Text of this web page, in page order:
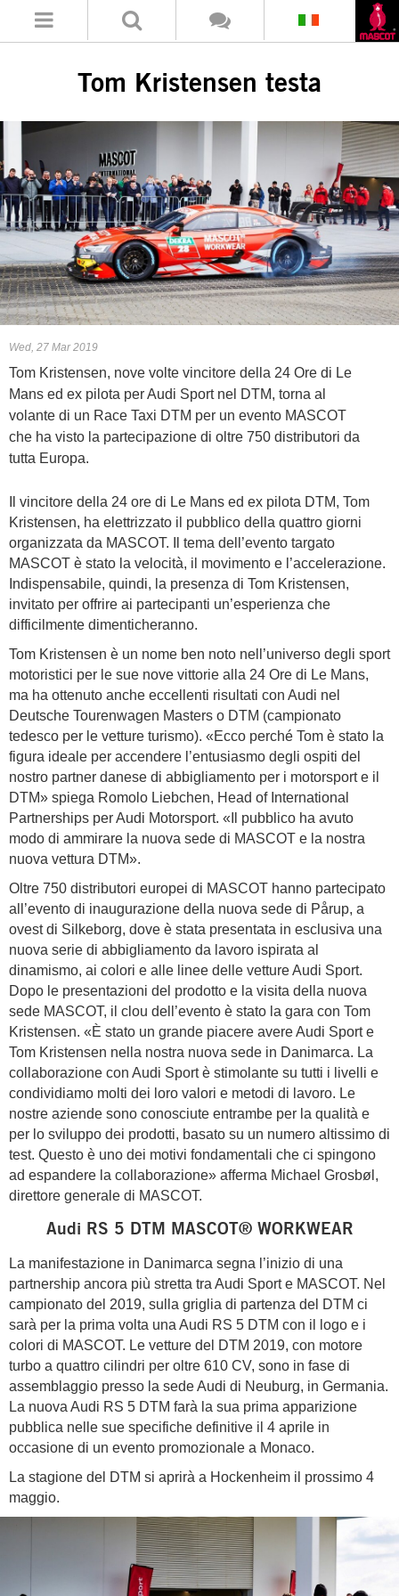
Tom Kristensen testa
Wed, 27 Mar 2019
Tom Kristensen, nove volte vincitore della 24 Ore di Le
Mans ed ex pilota per Audi Sport nel DTM, torna al
volante di un Race Taxi DTM per un evento MASCOT
che ha visto la partecipazione di oltre 750 distributori da
tutta Europa.
Il vincitore della 24 ore di Le Mans ed ex pilota DTM, Tom
Kristensen, ha elettrizzato il pubblico della quattro giorni
organizzata da MASCOT. Il tema dell’evento targato
MASCOT è stato la velocità, il movimento e l’accelerazione.
Indispensabile, quindi, la presenza di Tom Kristensen,
invitato per offrire ai partecipanti un’esperienza che
difficilmente dimenticheranno.
Tom Kristensen è un nome ben noto nell’universo degli sport
motoristici per le sue nove vittorie alla 24 Ore di Le Mans,
ma ha ottenuto anche eccellenti risultati con Audi nel
Deutsche Tourenwagen Masters o DTM (campionato
tedesco per le vetture turismo). «Ecco perché Tom è stato la
figura ideale per accendere l’entusiasmo degli ospiti del
nostro partner danese di abbigliamento per i motorsport e il
DTM» spiega Romolo Liebchen, Head of International
Partnerships per Audi Motorsport. «Il pubblico ha avuto
modo di ammirare la nuova sede di MASCOT e la nostra
nuova vettura DTM».
Oltre 750 distributori europei di MASCOT hanno partecipato
all’evento di inaugurazione della nuova sede di Pårup, a
ovest di Silkeborg, dove è stata presentata in esclusiva una
nuova serie di abbigliamento da lavoro ispirata al
dinamismo, ai colori e alle linee delle vetture Audi Sport.
Dopo le presentazioni del prodotto e la visita della nuova
sede MASCOT, il clou dell’evento è stato la gara con Tom
Kristensen. «È stato un grande piacere avere Audi Sport e
Tom Kristensen nella nostra nuova sede in Danimarca. La
collaborazione con Audi Sport è stimolante su tutti i livelli e
condividiamo molti dei loro valori e metodi di lavoro. Le
nostre aziende sono conosciute entrambe per la qualità e
per lo sviluppo dei prodotti, basato su un numero altissimo di
test. Questo è uno dei motivi fondamentali che ci spingono
ad espandere la collaborazione» afferma Michael Grosbøl,
direttore generale di MASCOT.
Audi RS 5 DTM MASCOT® WORKWEAR
La manifestazione in Danimarca segna l’inizio di una
partnership ancora più stretta tra Audi Sport e MASCOT. Nel
campionato del 2019, sulla griglia di partenza del DTM ci
sarà per la prima volta una Audi RS 5 DTM con il logo e i
colori di MASCOT. Le vetture del DTM 2019, con motore
turbo a quattro cilindri per oltre 610 CV, sono in fase di
assemblaggio presso la sede Audi di Neuburg, in Germania.
La nuova Audi RS 5 DTM farà la sua prima apparizione
pubblica nelle sue specifiche definitive il 4 aprile in
occasione di un evento promozionale a Monaco.
La stagione del DTM si aprirà a Hockenheim il prossimo 4
maggio.